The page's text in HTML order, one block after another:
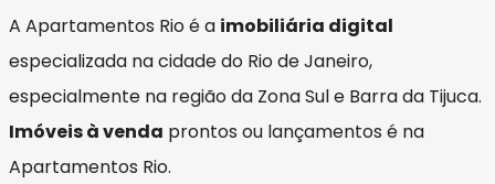
A Apartamentos Rio é a imobiliária digital
especializada na cidade do Rio de Janeiro,
especialmente na região da Zona Sul e Barra da Tijuca.
Imóveis à venda prontos ou lançamentos é na
Apartamentos Rio.